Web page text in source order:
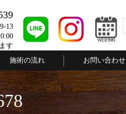
13
す
施術の流れ お問い合わせ